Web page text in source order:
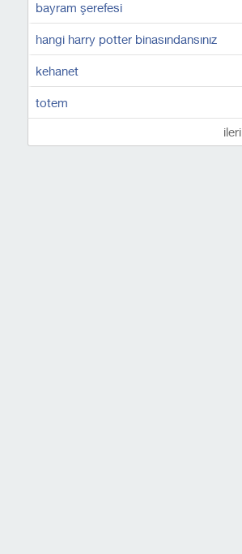
bayram şerefesi
hangi harry potter binasındansınız
kehanet
totem
ileri